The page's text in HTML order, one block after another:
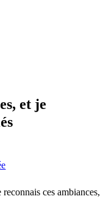
et je
reconnais ces ambiances,